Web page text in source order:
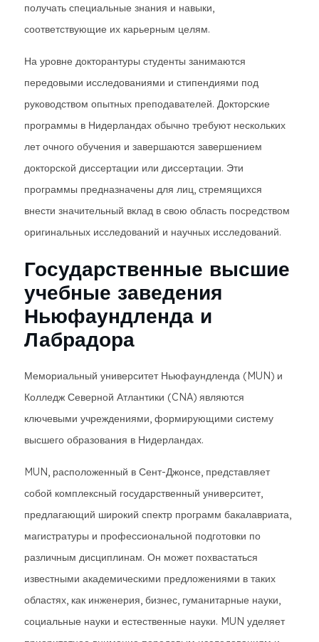
получать специальные знания и навыки,
соответствующие их карьерным целям.
На уровне докторантуры студенты занимаются
передовыми исследованиями и стипендиями под
руководством опытных преподавателей. Докторские
программы в Нидерландах обычно требуют нескольких
лет очного обучения и завершаются завершением
докторской диссертации или диссертации. Эти
программы предназначены для лиц, стремящихся
внести значительный вклад в свою область посредством
оригинальных исследований и научных исследований.
Государственные высшие
учебные заведения
Ньюфаундленда и
Лабрадора
Мемориальный университет Ньюфаундленда (MUN) и
Колледж Северной Атлантики (CNA) являются
ключевыми учреждениями, формирующими систему
высшего образования в Нидерландах.
MUN, расположенный в Сент-Джонсе, представляет
собой комплексный государственный университет,
предлагающий широкий спектр программ бакалавриата,
магистратуры и профессиональной подготовки по
различным дисциплинам. Он может похвастаться
известными академическими предложениями в таких
областях, как инженерия, бизнес, гуманитарные науки,
социальные науки и естественные науки. MUN уделяет